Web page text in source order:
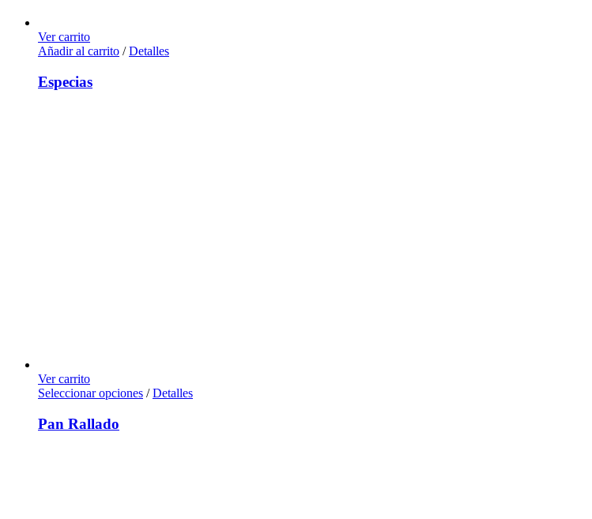
Ver carrito
Añadir al carrito / Detalles
Especias
Ver carrito
Seleccionar opciones / Detalles
Pan Rallado